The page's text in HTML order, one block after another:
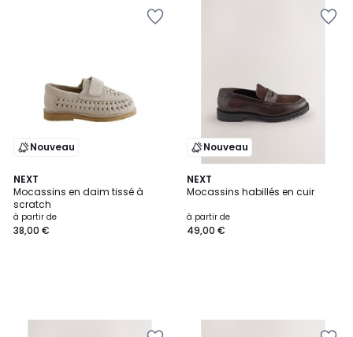
Nouveau
NEXT
Mocassins en daim tissé à
scratch
à partir de
38,00 €
Nouveau
NEXT
Mocassins habillés en cuir
à partir de
49,00 €